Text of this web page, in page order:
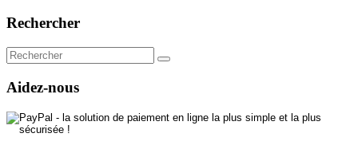
Rechercher
Aidez-nous